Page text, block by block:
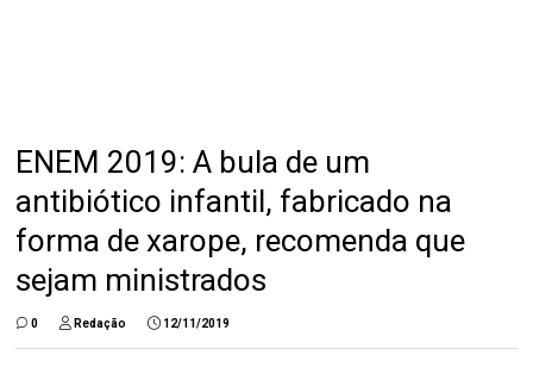
ENEM 2019: A bula de um
antibiótico infantil, fabricado na
forma de xarope, recomenda que
sejam ministrados
0 Redação 12/11/2019